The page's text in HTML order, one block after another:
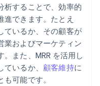
析することで、効率的
できます。たとえ
ているか、その顧客が
業およびマーケティン
また、MRR を活用し
いるか、 顧客維持に
可能です。